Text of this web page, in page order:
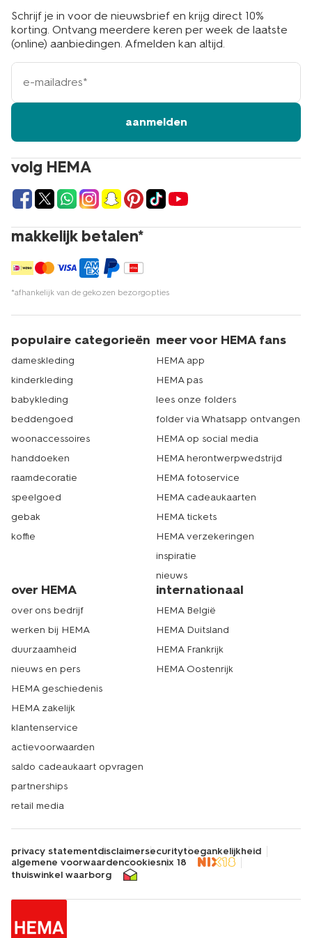
volg HEMA
makkelijk betalen*
*afhankelijk van de gekozen bezorgopties
Schrijf je in voor de nieuwsbrief en krijg direct 10%
korting. Ontvang meerdere keren per week de laatste
(online) aanbiedingen. Afmelden kan altijd.
e-
mailadres
aanmelden
populaire categorieën
dameskleding
kinderkleding
babykleding
beddengoed
woonaccessoires
handdoeken
raamdecoratie
speelgoed
gebak
koffie
meer voor HEMA fans
HEMA app
HEMA pas
lees onze folders
folder via Whatsapp ontvangen
HEMA op social media
HEMA herontwerpwedstrijd
HEMA fotoservice
HEMA cadeaukaarten
HEMA tickets
HEMA verzekeringen
inspiratie
nieuws
over HEMA
over ons bedrijf
werken bij HEMA
duurzaamheid
nieuws en pers
HEMA geschiedenis
HEMA zakelijk
klantenservice
actievoorwaarden
saldo cadeaukaart opvragen
partnerships
retail media
internationaal
HEMA België
HEMA Duitsland
HEMA Frankrijk
HEMA Oostenrijk
privacy statementdisclaimersecuritytoegankelijkheid
algemene voorwaardencookiesnix 18
thuiswinkel waarborg